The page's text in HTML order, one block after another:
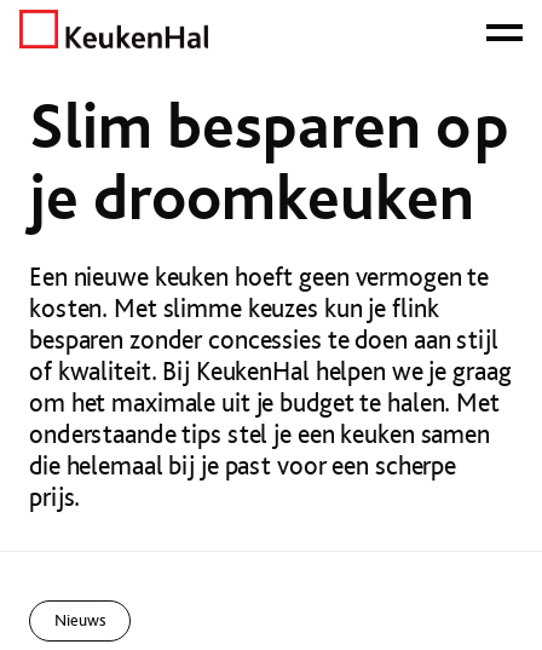
Home Nieuws Nieuws
Slim besparen op
je droomkeuken
Een nieuwe keuken hoeft geen vermogen te
kosten. Met slimme keuzes kun je flink
besparen zonder concessies te doen aan stijl
of kwaliteit. Bij KeukenHal helpen we je graag
om het maximale uit je budget te halen. Met
onderstaande tips stel je een keuken samen
die helemaal bij je past voor een scherpe
prijs.
Nieuws